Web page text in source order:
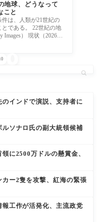
地球、どうなって
こと
は、人類が21世紀の
である。 22世紀の地
Images） 現状（2026年
インドで演説、支持者に
ソナロ氏の副大統領候補
に2500万ドルの懸賞金、
ー2隻を攻撃、紅海の緊張
報工作が活発化、主流政党